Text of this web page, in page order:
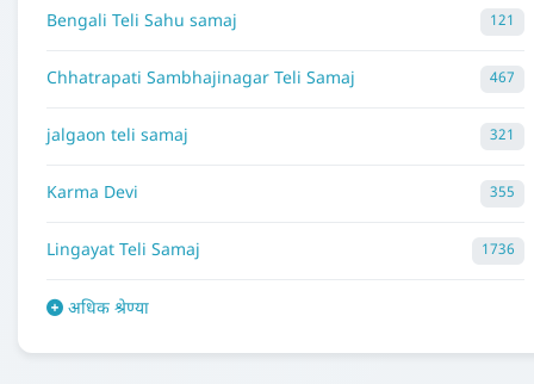
Bengali Teli Sahu samaj 121
Chhatrapati Sambhajinagar Teli Samaj 467
jalgaon teli samaj 321
Karma Devi 355
Lingayat Teli Samaj 1736
अधिक श्रेण्या